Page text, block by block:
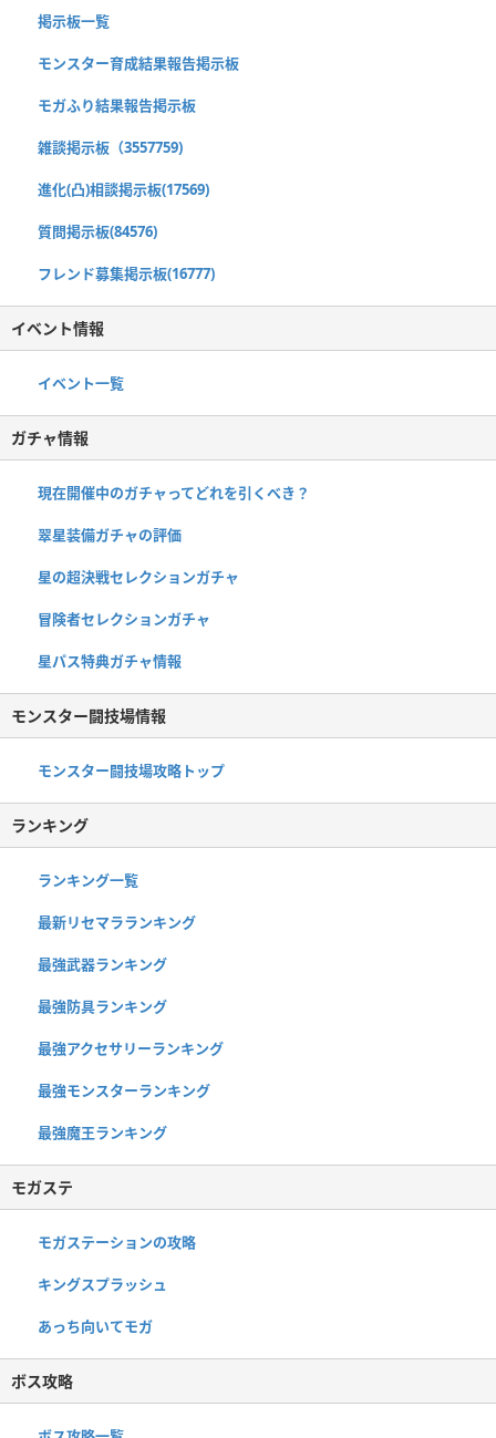
掲示板一覧
モンスター育成結果報告掲示板
モガふり結果報告掲示板
雑談掲示板（3557759)
進化(凸)相談掲示板(17569)
質問掲示板(84576)
フレンド募集掲示板(16777)
イベント情報
イベント一覧
ガチャ情報
現在開催中のガチャってどれを引くべき？
翠星装備ガチャの評価
星の超決戦セレクションガチャ
冒険者セレクションガチャ
星パス特典ガチャ情報
モンスター闘技場情報
モンスター闘技場攻略トップ
ランキング
ランキング一覧
最新リセマラランキング
最強武器ランキング
最強防具ランキング
最強アクセサリーランキング
最強モンスターランキング
最強魔王ランキング
モガステ
モガステーションの攻略
キングスプラッシュ
あっち向いてモガ
ボス攻略